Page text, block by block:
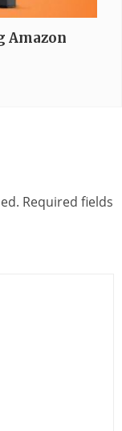
Amazon
Required fields